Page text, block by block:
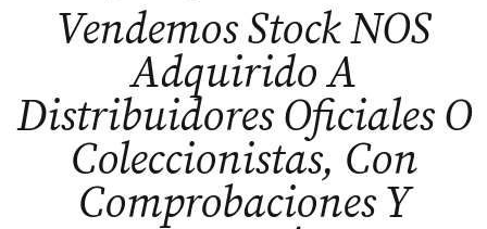
Vendemos Stock NOS
Adquirido A
Distribuidores Oficiales O
Coleccionistas, Con
Comprobaciones Y